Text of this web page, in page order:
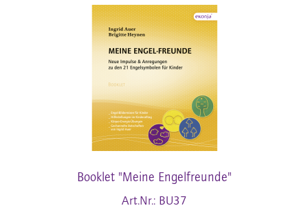
Booklet "Meine Engelfreunde"
Art.Nr.: BU37